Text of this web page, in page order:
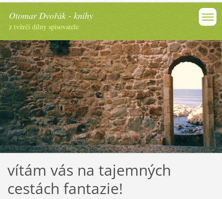
Otomar Dvořák - knihy
z tvůrčí dílny spisovatele
vítám vás na tajemných
cestách fantazie!